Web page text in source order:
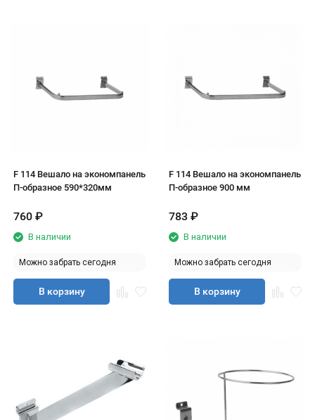
F 114 Вешало на экономпанель
П-образное 590*320мм
760 ₽
В наличии
Можно забрать сегодня
В корзину
F 114 Вешало на экономпанель
П-образное 900 мм
783 ₽
В наличии
Можно забрать сегодня
В корзину